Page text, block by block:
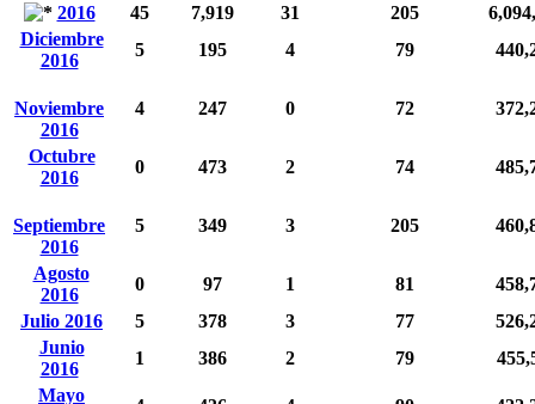
2016
45 7,919 31 205
Diciembre
2016
5 195 4 79
Noviembre
2016
4 247 0 72
Octubre
2016
0 473 2 74
Septiembre
2016
5 349 3 205
Agosto
2016
0 97 1 81
Julio 2016
5 378 3 77
Junio
2016
1 386 2 79
Mayo